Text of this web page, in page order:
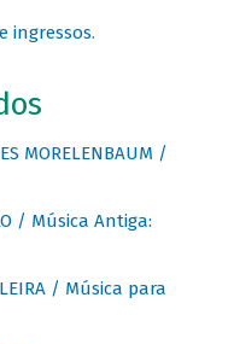
ingressos.
MORELENBAUM /
/ Música Antiga:
/ Música para